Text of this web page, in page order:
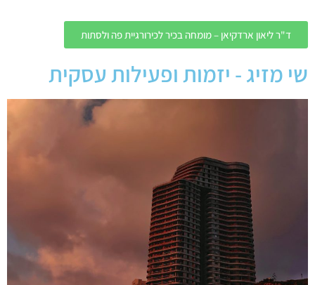
ד"ר ליאון ארדקיאן – מומחה בכיר לכירורגיית פה ולסתות
שי מזיג - יזמות ופעילות עסקית